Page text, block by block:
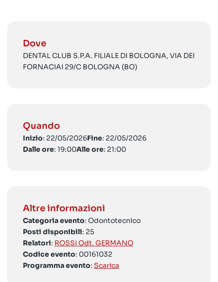
Dove
DENTAL CLUB S.P.A. FILIALE DI BOLOGNA, VIA DEI
FORNACIAI 29/C BOLOGNA (BO)
Quando
Inizio: 22/05/2026Fine: 22/05/2026
Dalle ore: 19:00Alle ore: 21:00
Altre informazioni
Categoria evento: Odontotecnico
Posti disponibili: 25
Relatori: ROSSI Odt. GERMANO
Codice evento: 00161032
Programma evento: Scarica